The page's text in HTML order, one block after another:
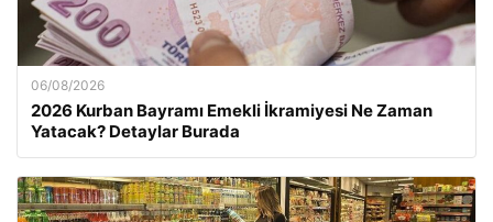
06/08/2026
2026 Kurban Bayramı Emekli İkramiyesi Ne Zaman
Yatacak? Detaylar Burada